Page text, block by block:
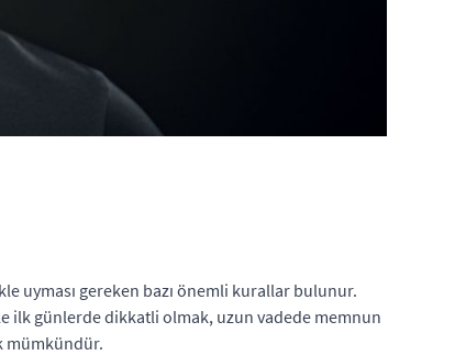
uyması gereken bazı önemli kurallar bulunur.
ilk günlerde dikkatli olmak, uzun vadede memnun
mümkündür.